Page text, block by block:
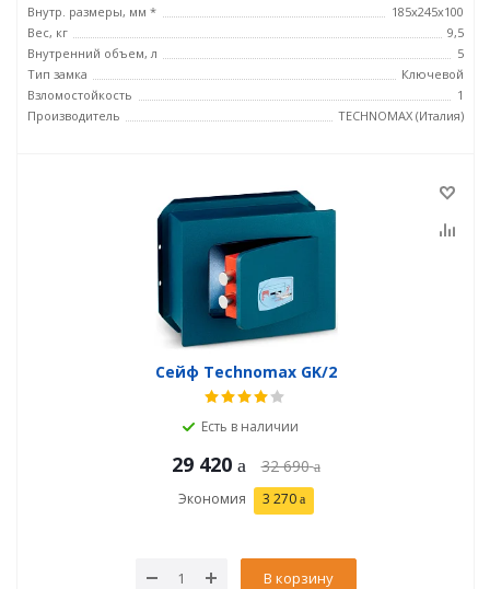
Внутр. размеры, мм *
185х245х100
Вес, кг
9,5
Внутренний объем, л
5
Тип замка
Ключевой
Взломостойкость
1
Производитель
TECHNOMAX (Италия)
Сейф Technomax GK/2
Есть в наличии
29 420 32 690
Экономия 3 270
В корзину